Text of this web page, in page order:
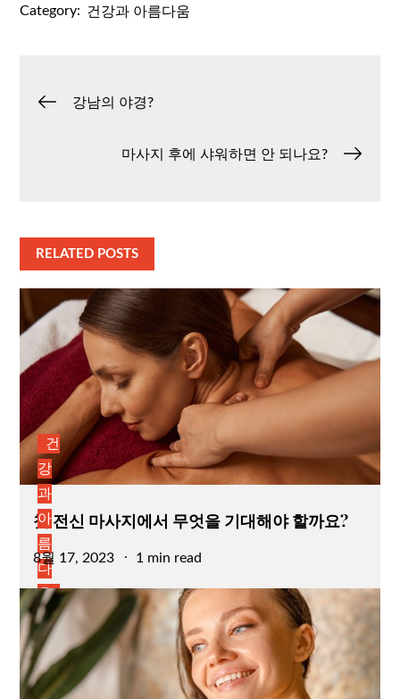
Category: 건강과 아름다움
글강남의 야경?
마사지 후에 샤워하면 안 되나요?
RELATED POSTS
건
강
과
아
름
다
움
첫 전신 마사지에서 무엇을 기대해야 할까요?
Posted
on
8월 17, 2023 1 min read